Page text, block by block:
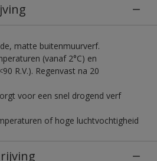
matte buitenmuurverf.
(vanaf 2°C) en
R.V.). Regenvast na 20
voor een snel drogend verf
of hoge luchtvochtigheid